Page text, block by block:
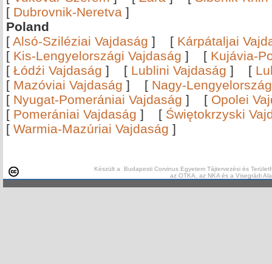
[ Dubrovnik-Neretva ]
Poland
[ Alsó-Sziléziai Vajdaság ] [ Kárpátaljai
[ Kis-Lengyelországi Vajdaság ] [ Kujávia-
[ Łódźi Vajdaság ] [ Lublini Vajdaság ] [
[ Mazóviai Vajdaság ] [ Nagy-
[ Nyugat-Pomerániai Vajdaság ] [ Opolei
[ Pomerániai Vajdaság ] [ Świętokrzyski
[ Warmia-Mazúriai Vajdaság ]
Készült a Budapesti Corvinus Egyetem Tájtervezési és
az OTKA, az NKA és a Visegrádi